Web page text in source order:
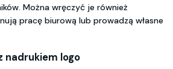
Można wręczyć je również
pracę biurową lub prowadzą własne
nadrukiem logo